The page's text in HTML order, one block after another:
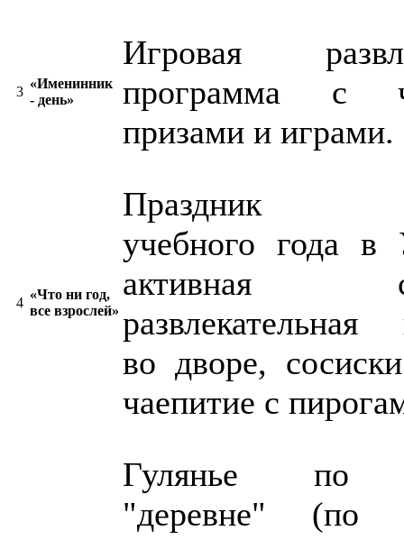
3
«Именинник
- день»
Игровая
программа с
призами и играми.
4
«Что ни год,
все взрослей»
Праздник
учебного года в
активная
развлекательная
во дворе,
чаепитие с
Гулянье по
"деревне" (по